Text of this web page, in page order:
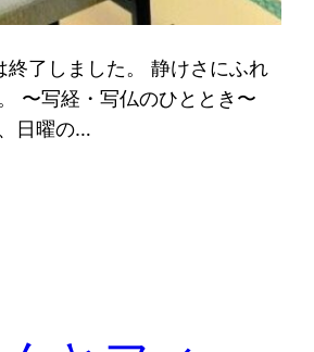
終了しました。 静けさにふれ
〜写経・写仏のひととき〜
日曜の…